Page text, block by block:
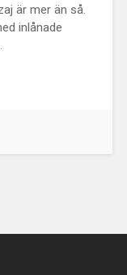
är mer än så.
inlånade